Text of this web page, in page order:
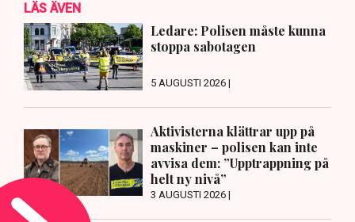
LÄS ÄVEN
Ledare: Polisen måste kunna
stoppa sabotagen
5 AUGUSTI 2026 |
Aktivisterna klättrar upp på
maskiner – polisen kan inte
avvisa dem: ”Upptrappning på
helt ny nivå”
3 AUGUSTI 2026 |